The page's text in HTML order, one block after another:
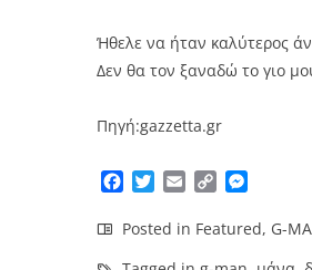
Ήθελε να ήταν καλύτερος
Δεν θα τον ξαναδώ το γιο
Πηγή:gazzetta.gr
Facebook
TwitterEmailCopy
Posted in Featured, G-